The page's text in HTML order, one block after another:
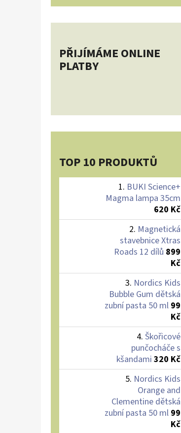
PŘIJÍMÁME ONLINE
PLATBY
TOP 10 PRODUKTŮ
BUKI Science+
Magma lampa 35cm
620 Kč
Magnetická
stavebnice Xtras
Roads 12 dílů 899
Kč
Nordics Kids
Bubble Gum dětská
zubní pasta 50 ml 99
Kč
Škořicové
punčocháče s
kšandami 320 Kč
Nordics Kids
Orange and
Clementine dětská
zubní pasta 50 ml 99
Kč